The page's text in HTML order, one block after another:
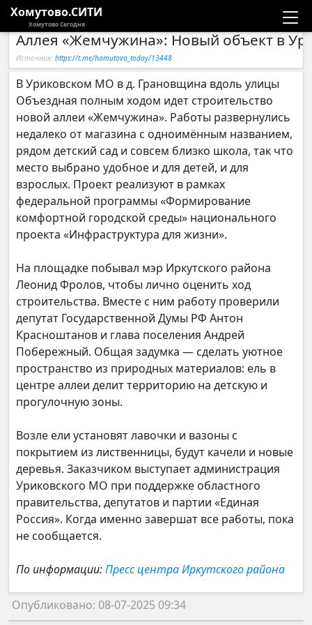
Хомутово.СИТИ
Хомутово Сегодня
Новости
Расписание автобусов
Галерея
Компании
Аллея «Жемчужина»: Новый объект в
Источник: https://t.me/homutovo_today/13448
В Уриковском МО в д. Грановщина вдоль улицы
Объездная полным ходом идет строительство
новой аллеи «Жемчужина». Работы развернулись
недалеко от магазина с одноимённым названием,
рядом детский сад и совсем близко школа, так что
место выбрано удобное и для детей, и для
взрослых. Проект реализуют в рамках
федеральной программы «Формирование
комфортной городской среды» национального
проекта «Инфраструктура для жизни».
На площадке побывал мэр Иркутского района
Леонид Фролов, чтобы лично оценить ход
строительства. Вместе с ним работу проверили
депутат Государственной Думы РФ Антон
Красноштанов и глава поселения Андрей
Побережный. Общая задумка — сделать уютное
пространство из природных материалов: ель в
центре аллеи делит территорию на детскую и
прогулочную зоны.
Возле ели установят лавочки и вазоны с
покрытием из лиственницы, будут качели и новые
деревья. Заказчиком выступает администрация
Уриковского МО при поддержке областного
правительства, депутатов и партии «Единая
Россия». Когда именно завершат все работы, пока
не сообщается.
По информации:Пресс центра Иркутского района
Опубликовано: 08-07-2025 09:34